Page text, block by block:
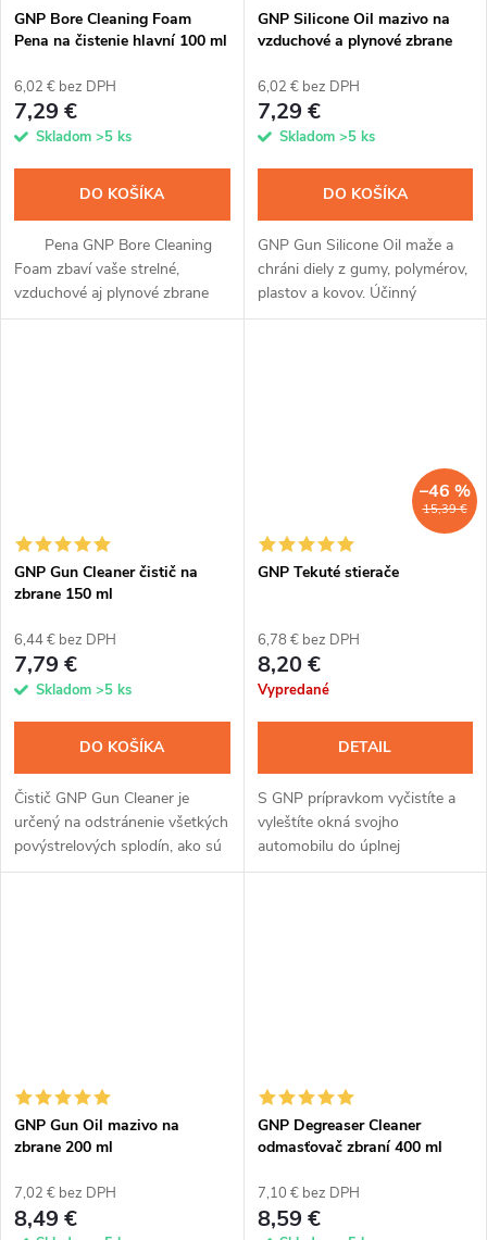
GNP Bore Cleaning Foam
Pena na čistenie hlavní 100 ml
6,02 € bez DPH
7,29 €
Skladom >5 ks
DO KOŠÍKA
Pena GNP Bore Cleaning
Foam zbaví vaše strelné,
vzduchové aj plynové zbrane
všetkých povýstrelových
GNP Silicone Oil mazivo na
vzduchové a plynové zbrane
6,02 € bez DPH
7,29 €
Skladom >5 ks
DO KOŠÍKA
GNP Gun Silicone Oil maže a
chráni diely z gumy, polymérov,
plastov a kovov. Účinný
silikónový olej určený pre
GNP Gun Cleaner čistič na
zbrane 150 ml
6,44 € bez DPH
7,79 €
Skladom >5 ks
DO KOŠÍKA
Čistič GNP Gun Cleaner je
určený na odstránenie všetkých
povýstrelových splodín, ako sú
meď, zinok, olovo, karbón a
15,39 €
–46 %
GNP Tekuté stierače
6,78 € bez DPH
8,20 €
Vypredané
DETAIL
S GNP prípravkom vyčistíte a
vyleštíte okná svojho
automobilu do úplnej
transparentnosti a až na tri
GNP Gun Oil mazivo na
zbrane 200 ml
7,02 € bez DPH
8,49 €
GNP Degreaser Cleaner
odmasťovač zbraní 400 ml
7,10 € bez DPH
8,59 €